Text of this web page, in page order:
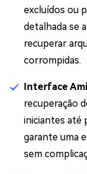
excluídos ou
detalhada se
recuperar
corrompidas.
Interface
recuperação
iniciantes até
garante uma
sem